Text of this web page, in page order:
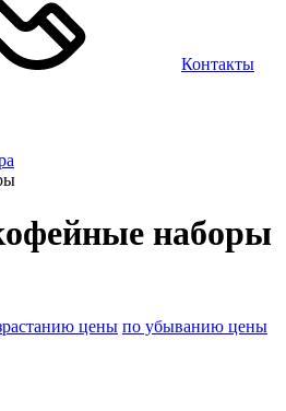
Контакты
наборы
цены по убыванию цены